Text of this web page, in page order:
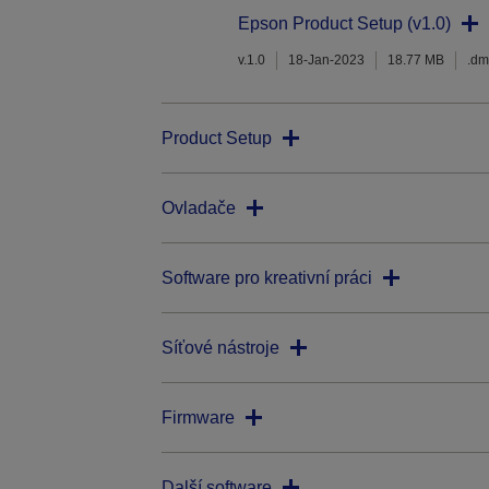
Epson Product Setup (v1.0)
v.1.0 18-Jan-2023 18.77 MB
Product Setup
Ovladače
Software pro kreativní práci
Síťové nástroje
Firmware